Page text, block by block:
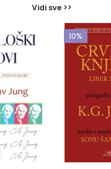
Vidi sve >>
10%